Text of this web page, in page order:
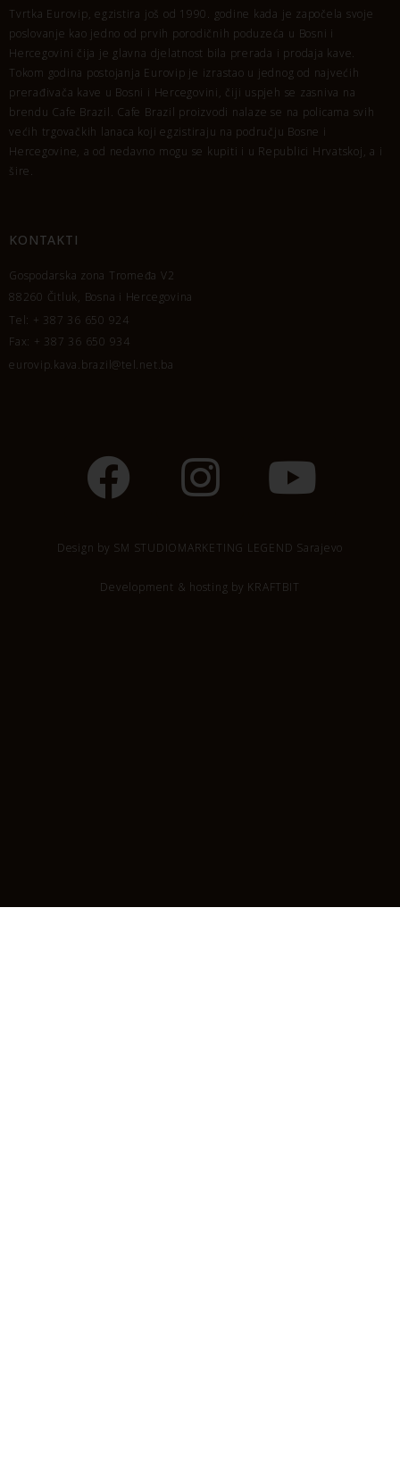
Tvrtka Eurovip, egzistira još od 1990. godine kada je započela svoje
poslovanje kao jedno od prvih porodičnih poduzeća u Bosni i
Hercegovini čija je glavna djelatnost bila prerada i prodaja kave.
Tokom godina postojanja Eurovip je izrastao u jednog od najvećih
prerađivača kave u Bosni i Hercegovini, čiji uspjeh se zasniva na
brendu Cafe Brazil. Cafe Brazil proizvodi nalaze se na policama svih
većih trgovačkih lanaca koji egzistiraju na području Bosne i
Hercegovine, a od nedavno mogu se kupiti i u Republici Hrvatskoj, a i
šire.
KONTAKTI
Gospodarska zona Tromeđa V2
88260 Čitluk, Bosna i Hercegovina
Tel: + 387 36 650 924
Fax: + 387 36 650 934
eurovip.kava.brazil@tel.net.ba
Design by SM STUDIOMARKETING LEGEND Sarajevo
Development & hosting by KRAFTBIT